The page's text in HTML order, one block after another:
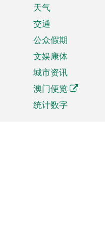
天气
交通
公众假期
文娱康体
城市资讯
澳门便览
统计数字